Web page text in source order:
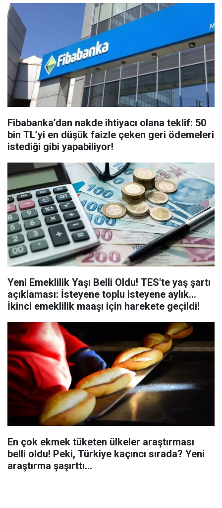
Fibabanka’dan nakde ihtiyacı olana teklif: 50
bin TL’yi en düşük faizle çeken geri ödemeleri
istediği gibi yapabiliyor!
Yeni Emeklilik Yaşı Belli Oldu! TES'te yaş şartı
açıklaması: İsteyene toplu isteyene aylık...
İkinci emeklilik maaşı için harekete geçildi!
En çok ekmek tüketen ülkeler araştırması
belli oldu! Peki, Türkiye kaçıncı sırada? Yeni
araştırma şaşırttı...